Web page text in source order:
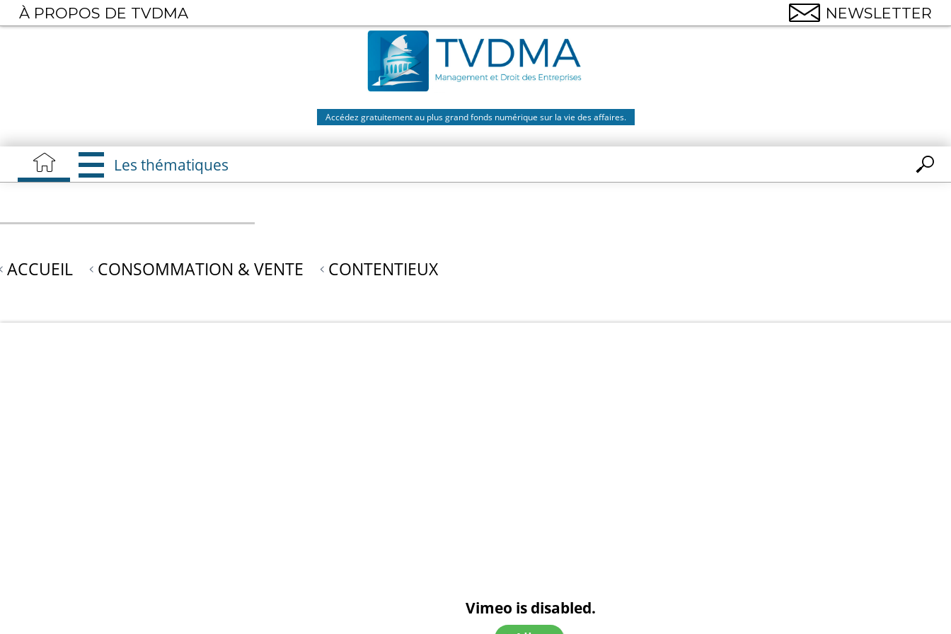
Aller
au
Accédez gratuitement au plus grand fonds numérique sur la vie des affaires.
Les thématiques
ACCUEIL CONSOMMATION & VENTE CONTENTIEUX
Vimeo is disabled.
À PROPOS DE TVDMA NEWSLETTER